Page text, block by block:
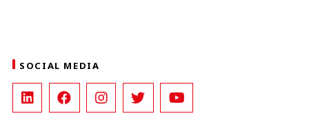
SOCIAL MEDIA